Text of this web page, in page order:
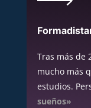
Tras más de
mucho más
estudios.
sueños»